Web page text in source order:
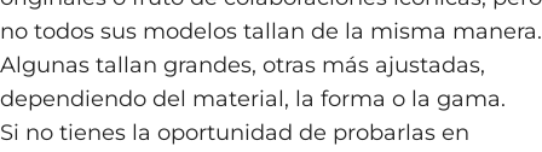
no todos sus modelos tallan de la misma manera.
Algunas tallan grandes, otras más ajustadas,
dependiendo del material, la forma o la gama.
Si no tienes la oportunidad de probarlas en